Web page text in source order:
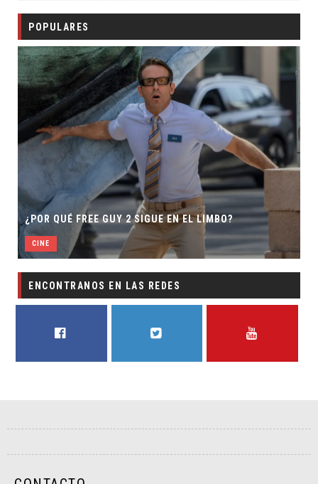
POPULARES
¿POR QUÉ FREE GUY 2 SIGUE EN EL LIMBO?
CINE
ENCONTRANOS EN LAS REDES